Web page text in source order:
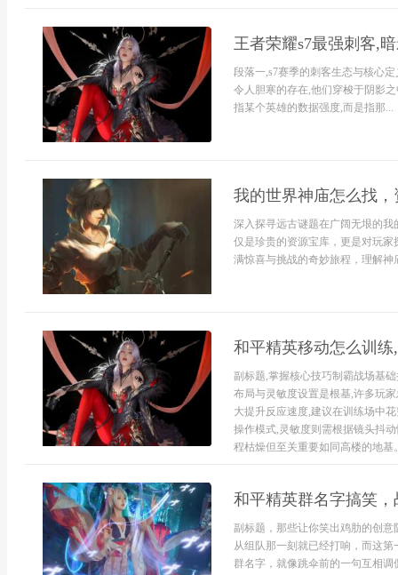
王者荣耀s7最强刺客,
段落一,s7赛季的刺客生态与核心
令人胆寒的存在,他们穿梭于阴影
指某个英雄的数据强度,而是指那...
我的世界神庙怎么找
深入探寻远古谜题在广阔无垠的
仅是珍贵的资源宝库，更是对玩
满惊喜与挑战的奇妙旅程，理解
和平精英移动怎么训
副标题,掌握核心技巧制霸战场基
布局与灵敏度设置是根基,许多玩
大提升反应速度,建议在训练场中
操作模式,灵敏度则需根据镜头抖
程枯燥但至关重要如同高楼的地基
和平精英群名字搞笑
副标题，那些让你笑出鸡肋的创
从组队那一刻就已经打响，而这
群名字，就像跳伞前的一句互相